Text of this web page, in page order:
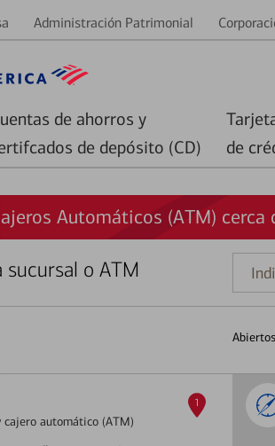
Administración Patrimonial
de ahorros y
de depósito (CD)
de
Automáticos (ATM) cerca
o ATM
Indique
una
automático (ATM)
1